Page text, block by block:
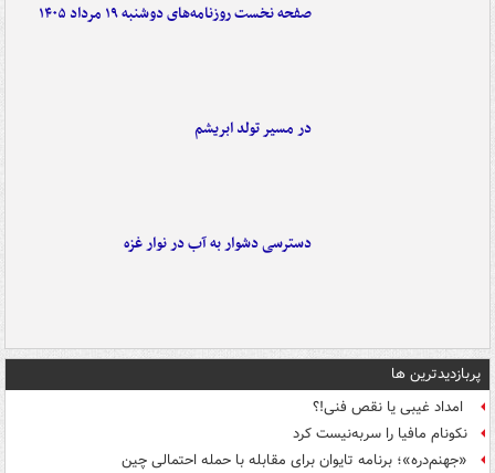
صفحه نخست روزنامه‌های دوشنبه ۱۹ مرداد ۱۴۰۵
در مسیر تولد ابریشم
دسترسی دشوار به آب در نوار غزه
پربازدیدترین ها
امداد غیبی یا نقص فنی!؟
نکونام مافیا را سربه‌نیست کرد
«جهنم‌دره»؛ برنامه تایوان برای مقابله با حمله احتمالی چین